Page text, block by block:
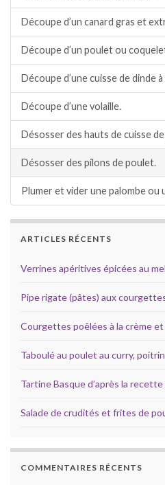
Découpe d’un canard gras et
Découpe d’un poulet ou
Découpe d’une cuisse de dinde
Découpe d’une volaille.
Désosser des hauts de cuisse
Désosser des pilons de poulet.
Plumer et vider une palombe ou
ARTICLES RÉCENTS
Verrines apéritives épicées au
Pipe rigate (pâtes) aux
Courgettes poêlées à la crème
Taboulé au poulet au curry,
Tartine Basque d’après la
Salade de crudités et frites de
COMMENTAIRES RÉCENTS